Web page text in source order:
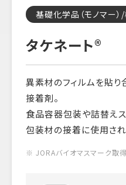
基礎化学品（モノマー）/
タケネート®
異素材のフィルムを貼
接着剤。
食品容器包装や詰替え
包装材の接着に使用され
※ JORAバイオマスマーク取